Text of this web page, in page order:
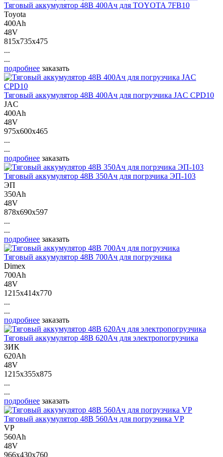
Тяговый аккумулятор 48В 400Ач для TOYOTA 7FB10
Toyota
400Ah
48V
815x735x475
...
...
подробнее заказать
Тяговый аккумулятор 48В 400Ач для погрузчика JAC CPD10
JAC
400Ah
48V
975x600x465
...
...
подробнее заказать
Тяговый аккумулятор 48В 350Ач для погрзчика ЭП-103
ЭП
350Ah
48V
878x690x597
...
...
подробнее заказать
Тяговый аккумулятор 48В 700Ач для погрузчика
Dimex
700Ah
48V
1215x414x770
...
...
подробнее заказать
Тяговый аккумулятор 48В 620Ач для электропогрузчика
ЗИК
620Ah
48V
1215x355x875
...
...
подробнее заказать
Тяговый аккумулятор 48В 560Ач для погрузчика VP
VP
560Ah
48V
966x430x760